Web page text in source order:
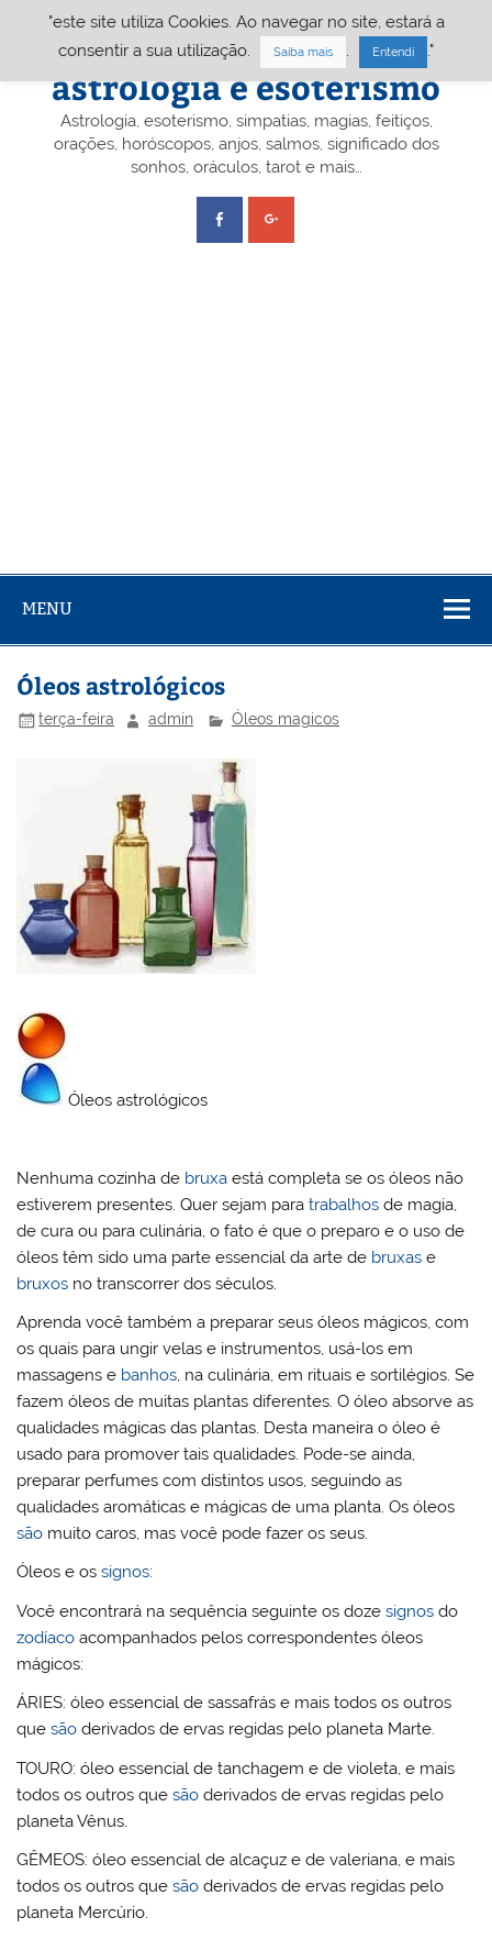
Portal A&E – Portal
astrologia e esoterismo
Astrologia, esoterismo, simpatias, magias, feitiços,
orações, horóscopos, anjos, salmos, significado dos
sonhos, oráculos, tarot e mais…
MENU
Óleos astrológicos
terça-feira admin Óleos magicos
Óleos astrológicos
Nenhuma cozinha de bruxa está completa se os óleos não
estiverem presentes. Quer sejam paratrabalhos de magia,
de cura ou para culinária, o fato é que o preparo e o uso de
óleos têm sido uma parte essencial da arte de bruxas e
bruxos no transcorrer dos séculos.
Aprenda você também a preparar seus óleos mágicos, com
os quais para ungir velas e instrumentos, usá-los em
massagens e banhos, na culinária, em rituais e sortilégios. Se
fazem óleos de muitas plantas diferentes. O óleo absorve as
qualidades mágicas das plantas. Desta maneira o óleo é
usado para promover tais qualidades. Pode-se ainda,
preparar perfumes com distintos usos, seguindo as
qualidades aromáticas e mágicas de uma planta. Os óleos
são muito caros, mas você pode fazer os seus.
Óleos e ossignos:
Você encontrará na sequência seguinte os dozesignos do
zodíaco acompanhados pelos correspondentes óleos
mágicos:
ÁRIES: óleo essencial de sassafrás e mais todos os outros
quesão derivados de ervas regidas pelo planeta Marte.
TOURO: óleo essencial de tanchagem e de violeta, e mais
todos os outros quesão derivados de ervas regidas pelo
planeta Vênus.
GÊMEOS: óleo essencial de alcaçuz e de valeriana, e mais
todos os outros quesão derivados de ervas regidas pelo
planeta Mercúrio.
"este site utiliza Cookies. Ao navegar no site, estará a
consentir a sua utilização.
Saiba mais Entendi ."